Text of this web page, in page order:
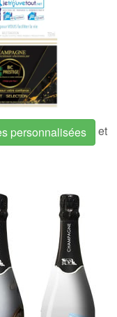
personnalisées
et